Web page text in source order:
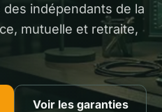
indépendants de la
mutuelle et retraite,
Voir les garanties